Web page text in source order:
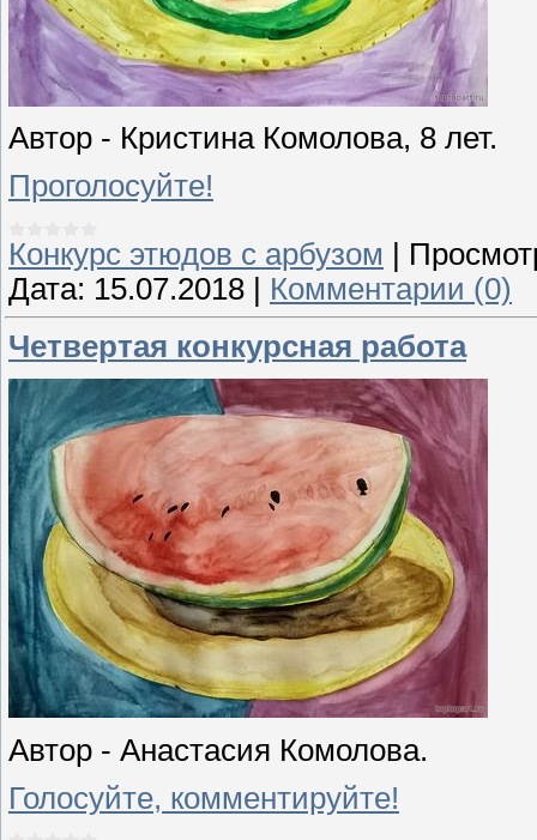
Автор - Кристина Комолова, 8 лет.
Проголосуйте!
Конкурс этюдов с арбузом |
Дата: 15.07.2018 | Комментарии (0)
Четвертая конкурсная работа
Автор - Анастасия Комолова.
Голосуйте, комментируйте!